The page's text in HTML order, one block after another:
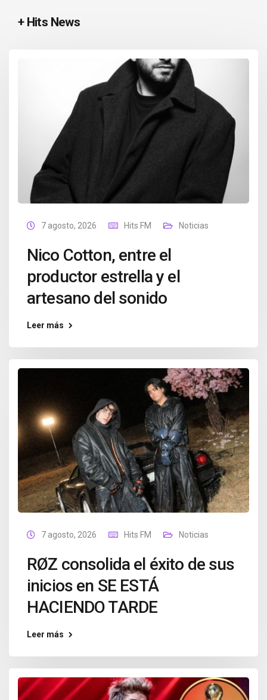
+ Hits News
7 agosto, 2026 Hits FM Noticias
Nico Cotton, entre el
productor estrella y el
artesano del sonido
Leer más
7 agosto, 2026 Hits FM Noticias
RØZ consolida el éxito de sus
inicios en SE ESTÁ
HACIENDO TARDE
Leer más